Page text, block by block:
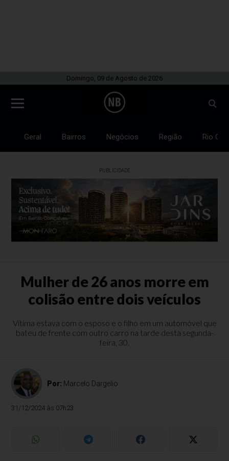
Domingo, 09 de Agosto de 2026
Geral Bairros Negócios Região Rio
PUBLICIDADE
Mulher de 26 anos morre em
colisão entre dois veículos
Vítima estava com o esposo e o filho em um automóvel que
bateu de frente com outro carro na tarde desta segunda-
feira, 30.
Por: Marcelo Dargelio
31/12/2024 às 07h23